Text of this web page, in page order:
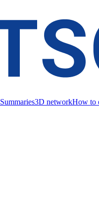
Summaries3D networkHow to